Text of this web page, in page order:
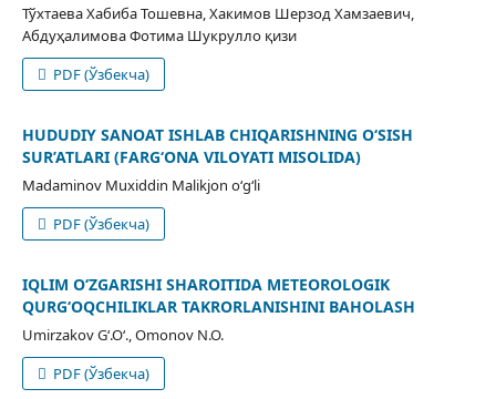
Тўхтаева Хабиба Тошевна, Хакимов Шерзод Хамзаевич,
Абдуҳалимова Фотима Шукрулло қизи
PDF (Ўзбекча)
HUDUDIY SANOAT ISHLAB CHIQARISHNING O‘SISH
SUR’ATLARI (FARG‘ONA VILOYATI MISOLIDA)
Madaminov Muxiddin Malikjon o‘g‘li
PDF (Ўзбекча)
IQLIM O‘ZGARISHI SHAROITIDA METEOROLOGIK
QURG‘OQCHILIKLAR TAKRORLANISHINI BAHOLASH
Umirzakov G‘.O‘., Omonov N.O.
PDF (Ўзбекча)